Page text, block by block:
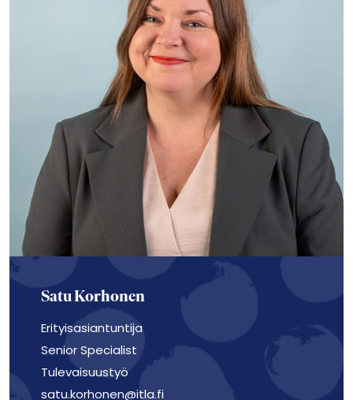
Satu Korhonen
Erityisasiantuntija
Senior Specialist
Tulevaisuustyö
satu.korhonen@itla.fi